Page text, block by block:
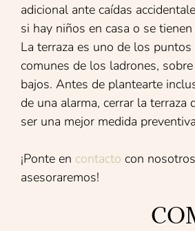
adicional ante caídas
si hay niños en casa o se
La terraza es uno de los puntos
comunes de los ladrones,
bajos. Antes de plantearte
de una alarma, cerrar la terraza
ser una mejor medida
¡Ponte en contacto con
asesoraremos!